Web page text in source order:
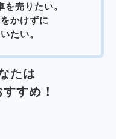
売りたい。
かけずに
たい。
たは
すめ！